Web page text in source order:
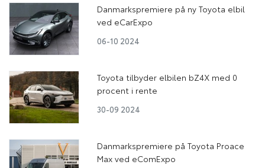
Danmarkspremiere på ny Toyota elbil
ved eCarExpo
06-10 2024
Toyota tilbyder elbilen bZ4X med 0
procent i rente
30-09 2024
Danmarkspremiere på Toyota Proace
Max ved eComExpo